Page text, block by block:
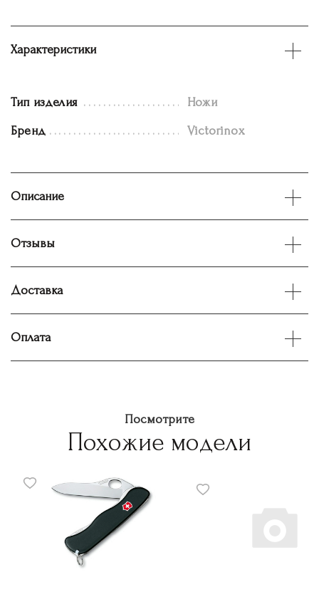
Характеристики
Тип изделия Ножи
Бренд Victorinox
Описание
Отзывы
Доставка
Оплата
Посмотрите
Похожие модели